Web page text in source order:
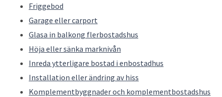
Friggebod
Garage eller carport
Glasa in balkong flerbostadshus
Höja eller sänka marknivån
Inreda ytterligare bostad i enbostadhus
Installation eller ändring av hiss
Komplementbyggnader och komplementbostadshus